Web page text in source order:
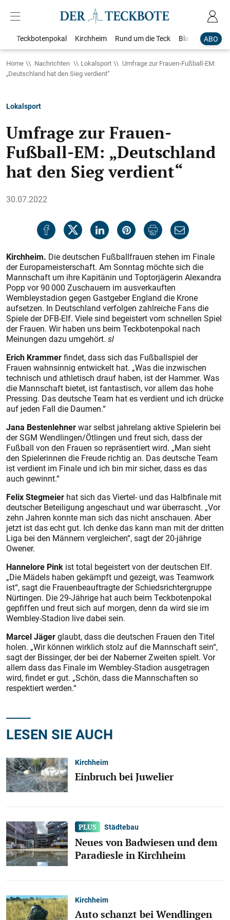
ABO
Teckbotenpokal Kirchheim Rund um die Teck Blaulicht
Home Nachrichten Lokalsport
Umfrage zur Frauen-Fußball-EM:
„Deutschland hat den Sieg verdient“
Lokalsport
Umfrage zur Frauen-
Fußball-EM: „Deutschland
hat den Sieg verdient“
30.07.2022
Kirchheim. Die deutschen Fußballfrauen stehen im Finale
der Europameisterschaft. Am Sonntag möchte sich die
Mannschaft um ihre Kapitänin und Toptorjägerin Alexandra
Popp vor 90 000 Zuschauern im ausverkauften
Wembleystadion gegen Gastgeber England die Krone
aufsetzen. In Deutschland verfolgen zahlreiche Fans die
Spiele der DFB-Elf. Viele sind begeistert vom schnellen Spiel
der Frauen. Wir haben uns beim Teckbotenpokal nach
Meinungen dazu umgehört. sl
Erich Krammerfindet, dass sich das Fußballspiel der
Frauen wahnsinnig entwickelt hat. „Was die inzwischen
technisch und athletisch drauf haben, ist der Hammer. Was
die Mannschaft bietet, ist fantastisch, vor allem das hohe
Pressing. Das deutsche Team hat es verdient und ich drücke
auf jeden Fall die Daumen.“
Jana Bestenlehnerwar selbst jahrelang aktive Spielerin bei
der SGM Wendlingen/Ötlingen und freut sich, dass der
Fußball von den Frauen so repräsentiert wird. „Man sieht
den Spielerinnen die Freude richtig an. Das deutsche Team
ist verdient im Finale und ich bin mir sicher, dass es das
auch gewinnt.“
Felix Stegmeier hat sich das Viertel- und das Halbfinale mit
deutscher Beteiligung angeschaut und war überrascht. „Vor
zehn Jahren konnte man sich das nicht anschauen. Aber
jetzt ist das echt gut. Ich denke das kann man mit der dritten
Liga bei den Männern vergleichen“, sagt der 20-jährige
Owener.
Hannelore Pink ist total begeistert von der deutschen Elf.
„Die Mädels haben gekämpft und gezeigt, was Teamwork
ist“, sagt die Frauenbeauftragte der Schiedsrichtergruppe
Nürtingen. Die 29-Jährige hat auch beim Teckbotenpokal
gepfiffen und freut sich auf morgen, denn da wird sie im
Wembley-Stadion live dabei sein.
Marcel Jägerglaubt, dass die deutschen Frauen den Titel
holen. „Wir können wirklich stolz auf die Mannschaft sein“,
sagt der Bissinger, der bei der Naberner Zweiten spielt. Vor
allem dass das Finale im Wembley-Stadion ausgetragen
wird, findet er gut. „Schön, dass die Mannschaften so
respektiert werden.“
LESEN SIE AUCH
Kirchheim
Einbruch bei Juwelier
Städtebau
Neues von Badwiesen und dem
Paradiesle in Kirchheim
Kirchheim
Auto schanzt bei Wendlingen